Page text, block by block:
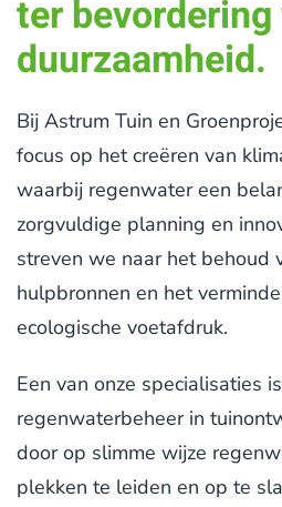
ter bevordering
duurzaamheid.
Bij Astrum Tuin en
focus op het creëren van
waarbij regenwater een
zorgvuldige planning en
streven we naar het behoud
hulpbronnen en het
ecologische voetafdruk.
Een van onze specialisaties
regenwaterbeheer in
door op slimme wijze
plekken te leiden en op te